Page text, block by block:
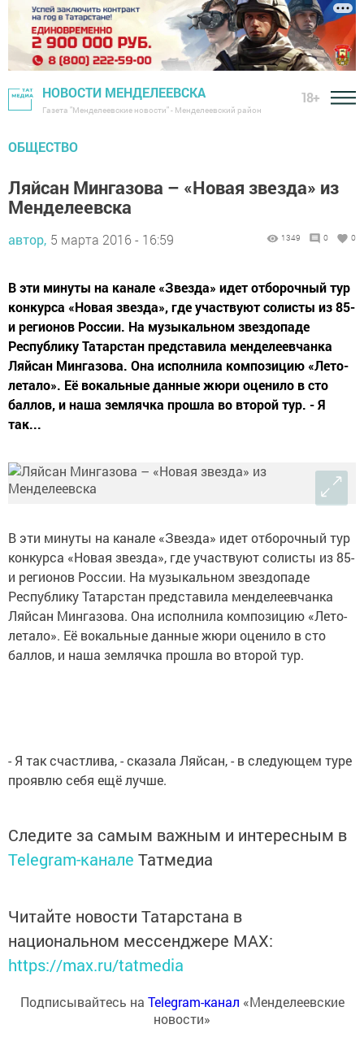
НОВОСТИ МЕНДЕЛЕЕВСКА
Газета "Менделеевские новости" - Менделеевский район
18+
ОБЩЕСТВО
Ляйсан Мингазова – «Новая звезда» из
Менделеевска
автор, 5 марта 2016 - 16:59 1349 0 0
В эти минуты на канале «Звезда» идет отборочный тур
конкурса «Новая звезда», где участвуют солисты из 85-
и регионов России. На музыкальном звездопаде
Республику Татарстан представила менделеевчанка
Ляйсан Мингазова. Она исполнила композицию «Лето-
летало». Её вокальные данные жюри оценило в сто
баллов, и наша землячка прошла во второй тур. - Я
так...
В эти минуты на канале «Звезда» идет отборочный тур
конкурса «Новая звезда», где участвуют солисты из 85-
и регионов России. На музыкальном звездопаде
Республику Татарстан представила менделеевчанка
Ляйсан Мингазова. Она исполнила композицию «Лето-
летало». Её вокальные данные жюри оценило в сто
баллов, и наша землячка прошла во второй тур.
- Я так счастлива, - сказала Ляйсан, - в следующем туре
проявлю себя ещё лучше.
Следите за самым важным и интересным в
Telegram-канале Татмедиа
Читайте новости Татарстана в
национальном мессенджере MАХ:
https://max.ru/tatmedia
Подписывайтесь на Telegram-канал «Менделеевские
новости»